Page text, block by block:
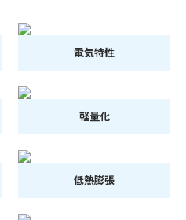
電気特性
軽量化
低熱膨張